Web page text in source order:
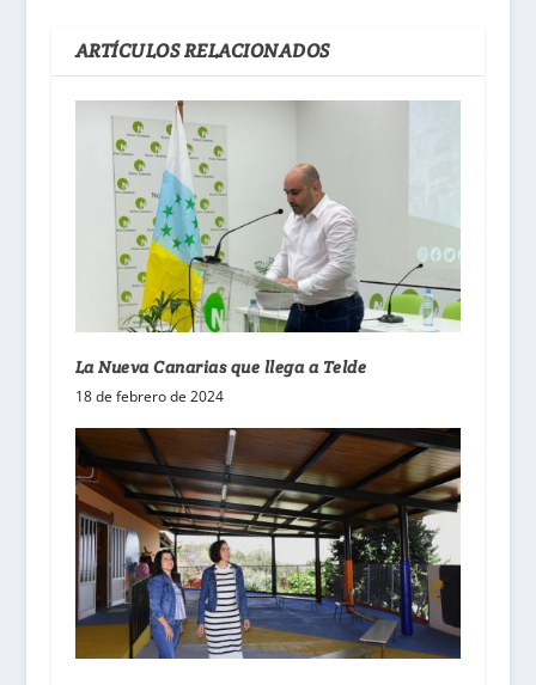
ARTÍCULOS RELACIONADOS
La Nueva Canarias que llega a Telde
18 de febrero de 2024